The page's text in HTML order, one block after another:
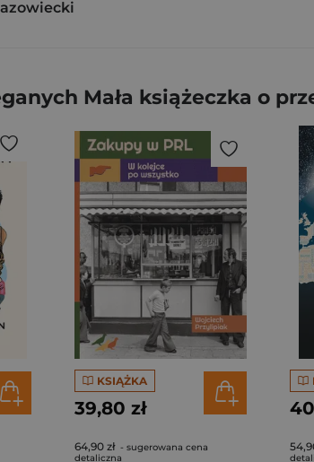
Mała książeczka o
KSIĄŻKA
39,80 zł
64,90 zł - sugerowana cena
detaliczna